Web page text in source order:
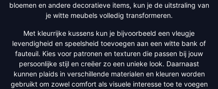
bloemen en andere decoratieve items, kun je de uitstraling van
je witte meubels volledig transformeren.
Met kleurrijke kussens kun je bijvoorbeeld een vleugje
levendigheid en speelsheid toevoegen aan een witte bank of
fauteuil. Kies voor patronen en texturen die passen bij jouw
persoonlijke stijl en creëer zo een unieke look. Daarnaast
kunnen plaids in verschillende materialen en kleuren worden
gebruikt om zowel comfort als visuele interesse toe te voegen